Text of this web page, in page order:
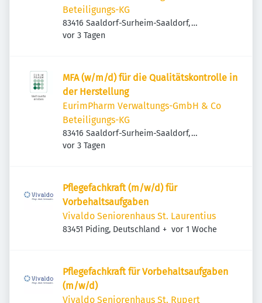
Beteiligungs-KG
83416 Saaldorf-Surheim-Saaldorf,
Deutschland
Veröffentlicht
vor 3 Tagen
MFA (w/m/d) für die Qualitätskontrolle in
der Herstellung
EurimPharm Verwaltungs-GmbH & Co
Beteiligungs-KG
83416 Saaldorf-Surheim-Saaldorf,
Deutschland
Veröffentlicht
vor 3 Tagen
Pflegefachkraft (m/w/d) für
Vorbehaltsaufgaben
Vivaldo Seniorenhaus St. Laurentius
83451 Piding, Deutschland + Veröffentlicht
vor 1 Woche
Pflegefachkraft für Vorbehaltsaufgaben
(m/w/d)
Vivaldo Seniorenhaus St. Rupert